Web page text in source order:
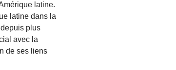
latine.
latine dans la
plus
avec la
de ses liens